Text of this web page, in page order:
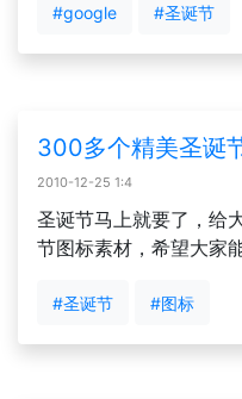
#google #圣诞节
300多个精美圣诞
2010-12-25 1:4
圣诞节马上就要了，给
节图标素材，希望大家
#圣诞节 #图标